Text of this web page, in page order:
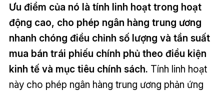
Ưu điểm của nó là tính linh hoạt trong hoạt
động cao, cho phép ngân hàng trung ương
nhanh chóng điều chỉnh số lượng và tần suất
mua bán trái phiếu chính phủ theo điều kiện
kinh tế và mục tiêu chính sách. Tính linh hoạt
này cho phép ngân hàng trung ương phản ứng